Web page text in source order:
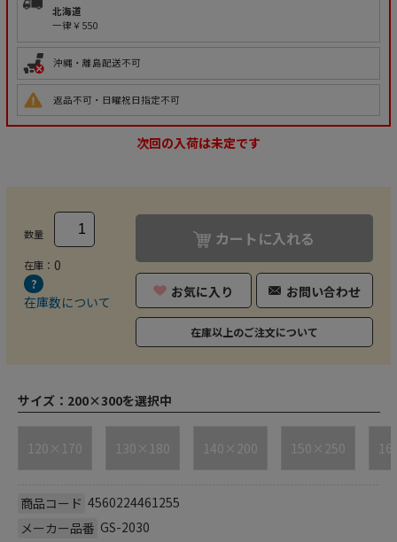
北海道
一律￥550
沖縄・離島配送不可
返品不可・日曜祝日指定不可
次回の入荷は未定です
数量
在庫： 0
在庫数について
カートに入れる
お気に入り お問い合わせ
在庫以上のご注文について
サイズ： 200×300を選択中
120×170 130×180 140×200 150×250
商品コード 4560224461255
メーカー品番 GS-2030